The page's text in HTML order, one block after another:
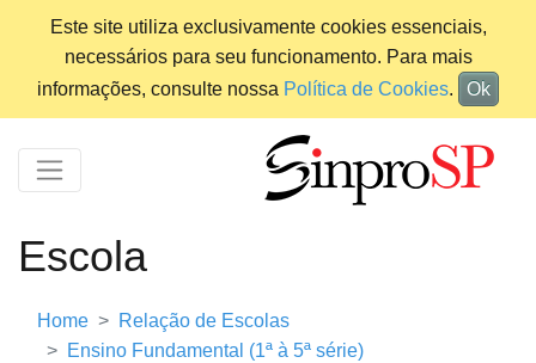
Este site utiliza exclusivamente cookies essenciais,
necessários para seu funcionamento. Para mais
informações, consulte nossa Política de Cookies. Ok
Escola
Home
Relação de Escolas
Ensino Fundamental (1ª à 5ª série)